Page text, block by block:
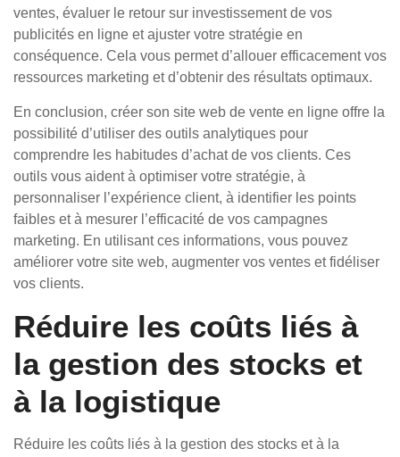
ventes, évaluer le retour sur investissement de vos
publicités en ligne et ajuster votre stratégie en
conséquence. Cela vous permet d’allouer efficacement vos
ressources marketing et d’obtenir des résultats optimaux.
En conclusion, créer son site web de vente en ligne offre la
possibilité d’utiliser des outils analytiques pour
comprendre les habitudes d’achat de vos clients. Ces
outils vous aident à optimiser votre stratégie, à
personnaliser l’expérience client, à identifier les points
faibles et à mesurer l’efficacité de vos campagnes
marketing. En utilisant ces informations, vous pouvez
améliorer votre site web, augmenter vos ventes et fidéliser
vos clients.
Réduire les coûts liés à
la gestion des stocks et
à la logistique
Réduire les coûts liés à la gestion des stocks et à la